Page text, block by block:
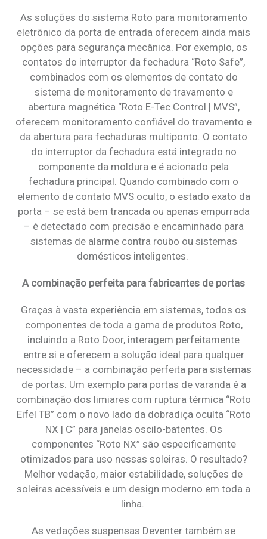
As soluções do sistema Roto para monitoramento
eletrônico da porta de entrada oferecem ainda mais
opções para segurança mecânica. Por exemplo, os
contatos do interruptor da fechadura “Roto Safe”,
combinados com os elementos de contato do
sistema de monitoramento de travamento e
abertura magnética “Roto E-Tec Control | MVS”,
oferecem monitoramento confiável do travamento e
da abertura para fechaduras multiponto. O contato
do interruptor da fechadura está integrado no
componente da moldura e é acionado pela
fechadura principal. Quando combinado com o
elemento de contato MVS oculto, o estado exato da
porta – se está bem trancada ou apenas empurrada
– é detectado com precisão e encaminhado para
sistemas de alarme contra roubo ou sistemas
domésticos inteligentes.
A combinação perfeita para fabricantes de portas
Graças à vasta experiência em sistemas, todos os
componentes de toda a gama de produtos Roto,
incluindo a Roto Door, interagem perfeitamente
entre si e oferecem a solução ideal para qualquer
necessidade – a combinação perfeita para sistemas
de portas. Um exemplo para portas de varanda é a
combinação dos limiares com ruptura térmica “Roto
Eifel TB” com o novo lado da dobradiça oculta “Roto
NX | C” para janelas oscilo-batentes. Os
componentes “Roto NX” são especificamente
otimizados para uso nessas soleiras. O resultado?
Melhor vedação, maior estabilidade, soluções de
soleiras acessíveis e um design moderno em toda a
linha.
As vedações suspensas Deventer também se